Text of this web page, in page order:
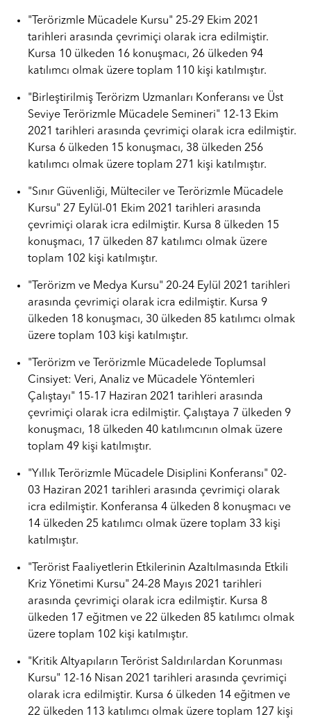
"Terörizmle Mücadele Kursu" 25-29 Ekim 2021
tarihleri arasında çevrimiçi olarak icra edilmiştir.
Kursa 10 ülkeden 16 konuşmacı, 26 ülkeden 94
katılımcı olmak üzere toplam 110 kişi katılmıştır.
"Birleştirilmiş Terörizm Uzmanları Konferansı ve Üst
Seviye Terörizmle Mücadele Semineri" 12-13 Ekim
2021 tarihleri arasında çevrimiçi olarak icra edilmiştir.
Kursa 6 ülkeden 15 konuşmacı, 38 ülkeden 256
katılımcı olmak üzere toplam 271 kişi katılmıştır.
"Sınır Güvenliği, Mülteciler ve Terörizmle Mücadele
Kursu" 27 Eylül-01 Ekim 2021 tarihleri arasında
çevrimiçi olarak icra edilmiştir. Kursa 8 ülkeden 15
konuşmacı, 17 ülkeden 87 katılımcı olmak üzere
toplam 102 kişi katılmıştır.
"Terörizm ve Medya Kursu" 20-24 Eylül 2021 tarihleri
arasında çevrimiçi olarak icra edilmiştir. Kursa 9
ülkeden 18 konuşmacı, 30 ülkeden 85 katılımcı olmak
üzere toplam 103 kişi katılmıştır.
"Terörizm ve Terörizmle Mücadelede Toplumsal
Cinsiyet: Veri, Analiz ve Mücadele Yöntemleri
Çalıştayı" 15-17 Haziran 2021 tarihleri arasında
çevrimiçi olarak icra edilmiştir. Çalıştaya 7 ülkeden 9
konuşmacı, 18 ülkeden 40 katılımcının olmak üzere
toplam 49 kişi katılmıştır.
"Yıllık Terörizmle Mücadele Disiplini Konferansı" 02-
03 Haziran 2021 tarihleri arasında çevrimiçi olarak
icra edilmiştir. Konferansa 4 ülkeden 8 konuşmacı ve
14 ülkeden 25 katılımcı olmak üzere toplam 33 kişi
katılmıştır.
"Terörist Faaliyetlerin Etkilerinin Azaltılmasında Etkili
Kriz Yönetimi Kursu" 24-28 Mayıs 2021 tarihleri
arasında çevrimiçi olarak icra edilmiştir. Kursa 8
ülkeden 17 eğitmen ve 22 ülkeden 85 katılımcı olmak
üzere toplam 102 kişi katılmıştır.
"Kritik Altyapıların Terörist Saldırılardan Korunması
Kursu" 12-16 Nisan 2021 tarihleri arasında çevrimiçi
olarak icra edilmiştir. Kursa 6 ülkeden 14 eğitmen ve
22 ülkeden 113 katılımcı olmak üzere toplam 127 kişi